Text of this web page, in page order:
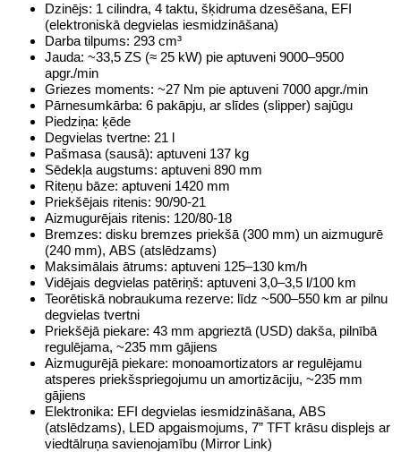
Dzinējs: 1 cilindra, 4 taktu, šķidruma dzesēšana, EFI
(elektroniskā degvielas iesmidzināšana)
Darba tilpums: 293 cm³
Jauda: ~33,5 ZS (≈ 25 kW) pie aptuveni 9000–9500
apgr./min
Griezes moments: ~27 Nm pie aptuveni 7000 apgr./min
Pārnesumkārba: 6 pakāpju, ar slīdes (slipper) sajūgu
Piedziņa: ķēde
Degvielas tvertne: 21 l
Pašmasa (sausā): aptuveni 137 kg
Sēdekļa augstums: aptuveni 890 mm
Riteņu bāze: aptuveni 1420 mm
Priekšējais ritenis: 90/90-21
Aizmugurējais ritenis: 120/80-18
Bremzes: disku bremzes priekšā (300 mm) un aizmugurē
(240 mm), ABS (atslēdzams)
Maksimālais ātrums: aptuveni 125–130 km/h
Vidējais degvielas patēriņš: aptuveni 3,0–3,5 l/100 km
Teorētiskā nobraukuma rezerve: līdz ~500–550 km ar pilnu
degvielas tvertni
Priekšējā piekare: 43 mm apgrieztā (USD) dakša, pilnībā
regulējama, ~235 mm gājiens
Aizmugurējā piekare: monoamortizators ar regulējamu
atsperes priekšspriegojumu un amortizāciju, ~235 mm
gājiens
Elektronika: EFI degvielas iesmidzināšana, ABS
(atslēdzams), LED apgaismojums, 7” TFT krāsu displejs ar
viedtālruņa savienojamību (Mirror Link)